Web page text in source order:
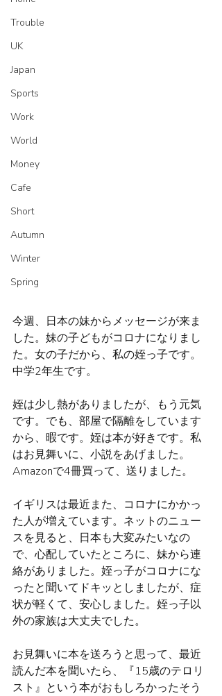
Trouble
UK
Japan
Sports
Work
World
Money
Cafe
Short
Autumn
Winter
Spring
今週、日本の妹からメッセージが来ま
した。妹の子どもがコロナになりまし
た。女の子だから、私の姪っ子です。
中学2年生です。
姪は少し熱がありましたが、もう元気
です。でも、部屋で隔離をしています
から、暇です。姪は本が好きです。私
はお見舞いに、小説をあげました。
Amazonで4冊買って、送りました。
イギリスは最近また、コロナにかかっ
た人が増えています。ネットのニュー
スを見ると、日本も大変みたいなの
で、心配していたところに、妹から連
絡がありました。姪っ子がコロナにな
ったと聞いてドキッとしましたが、症
状が軽くて、安心しました。姪っ子以
外の家族は大丈夫でした。
お見舞いに本を送ろうと思って、最近
読んだ本を聞いたら、『15歳のテロリ
スト』という本がおもしろかったそう